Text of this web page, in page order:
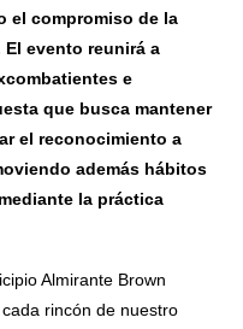
el compromiso de la
evento reunirá a
e
que busca mantener
el reconocimiento a
además hábitos
la práctica
Almirante Brown
rincón de nuestro